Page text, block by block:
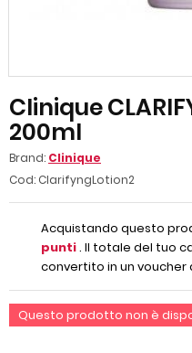
Clinique
200ml
Brand: Clinique
Cod: ClarifyngLotion2
Acquistando questo
punti. Il totale del tuo
convertito in un voucher
Questo prodotto non è